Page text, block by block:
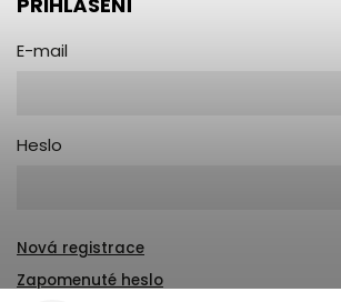
E-mail
Heslo
Nová registrace
Zapomenuté heslo